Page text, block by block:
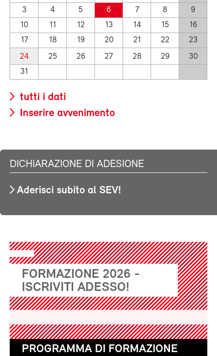
3
4 5 6 7 8
9
10
11 12 13 14 15
16
17
18 19 20 21 22
23
24
25 26 27 28 29
30
31
tutti i dati
Inserire avvenimento
DICHIARAZIONE DI ADESIONE
Aderisci subito al SEV!
FORMAZIONE 2026 -
ISCRIVITI ADESSO!
PROGRAMMA DI FORMAZIONE